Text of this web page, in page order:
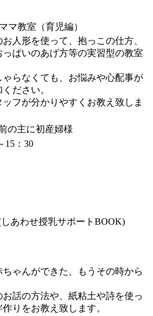
マ教室（育児編）
人形を使って、抱っこの仕方、
ぱいのあげ方等の実習型の教室
らなくても、お悩みや心配事が
ださい。
フが分かりやすくお教え致しま
の主に初産婦様
15：30
あわせ授乳サポートBOOK)
ゃんができた、もうその時から
話の方法や、紙粘土や詩を使っ
りをお教え致します。